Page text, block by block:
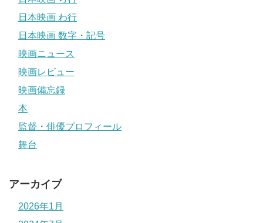
日本映画 わ行
日本映画 数字・記号
映画ニュース
映画レビュー
映画備忘録
本
監督・俳優プロフィール
舞台
アーカイブ
2026年1月